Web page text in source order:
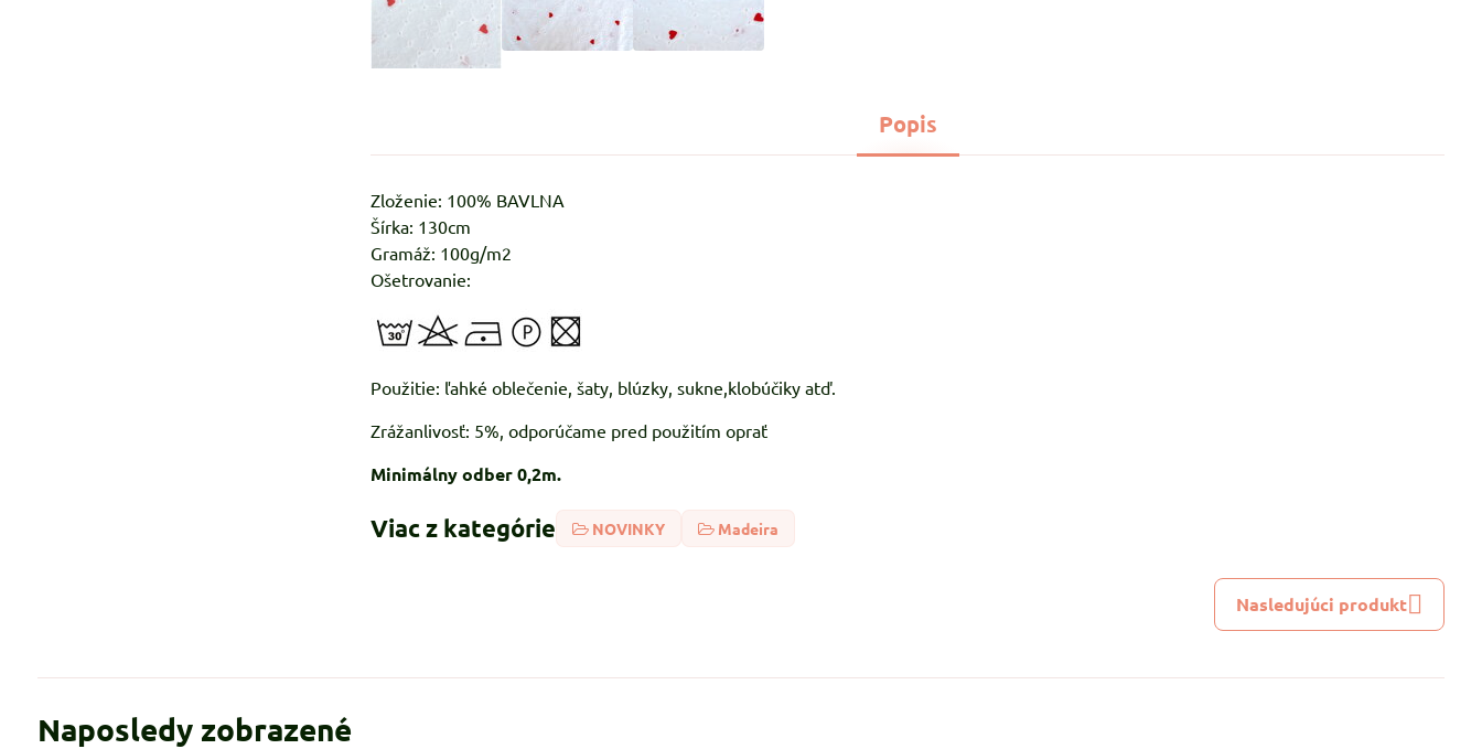
Popis
Zloženie: 100% BAVLNA
Šírka: 130cm
Gramáž: 100g/m2
Ošetrovanie:
Použitie: ľahké oblečenie, šaty, blúzky, sukne,klobúčiky atď.
Zrážanlivosť: 5%, odporúčame pred použitím oprať
Minimálny odber 0,2m.
Viac z kategórie NOVINKY Madeira
Nasledujúci produkt
Naposledy zobrazené